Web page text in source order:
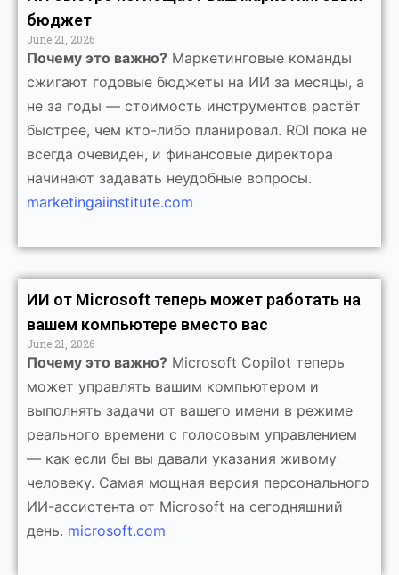
бюджет
June 21, 2026
Почему это важно? Маркетинговые команды
сжигают годовые бюджеты на ИИ за месяцы, а
не за годы — стоимость инструментов растёт
быстрее, чем кто-либо планировал. ROI пока не
всегда очевиден, и финансовые директора
начинают задавать неудобные вопросы.
marketingaiinstitute.com
ИИ от Microsoft теперь может работать на
вашем компьютере вместо вас
June 21, 2026
Почему это важно? Microsoft Copilot теперь
может управлять вашим компьютером и
выполнять задачи от вашего имени в режиме
реального времени с голосовым управлением
— как если бы вы давали указания живому
человеку. Самая мощная версия персонального
ИИ-ассистента от Microsoft на сегодняшний
день. microsoft.com